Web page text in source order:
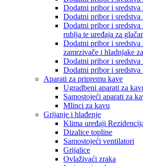
Dodatni pribor i sredstva
Dodatni pribor i sredstva
Dodatni pribor i sredstva
rublja te uređaja za
Dodatni pribor i sredstva
zamrzivače i hladnjake
Dodatni pribor i sredstva
Dodatni pribor i
Aparati za pripremu kave
Ugradbeni aparati za
Samostojeći aparati za
Mlinci za kavu
Grijanje i hlađenje
Klima uređaji
Dizalice topline
Samostojeći ventilatori
Grijalice
Ovlaživaći zraka